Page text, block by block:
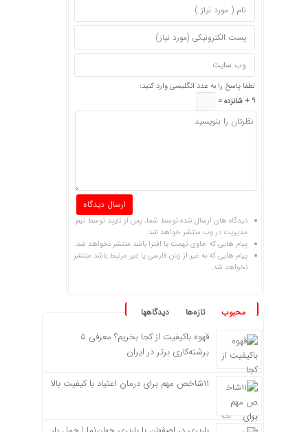
لطفا پاسخ را به عدد انگلیسی وارد کنید:
9 + شانزده =
دیدگاه های ارسال شده توسط شما، پس از تایید توسط تیم
مدیریت در وب منتشر خواهد شد.
پیام هایی که حاوی تهمت یا افترا باشد منتشر نخواهد شد.
پیام هایی که به غیر از زبان فارسی یا غیر مرتبط باشد منتشر
نخواهد شد.
محبوب تازه‌ها دیدگاهها
قهوه باکیفیت از کجا بخریم؟ معرفی ۵
برشته‌کاری برتر در ایران
۱۱شاخص مهم برای درمان اعتیاد با کیفیت بالا